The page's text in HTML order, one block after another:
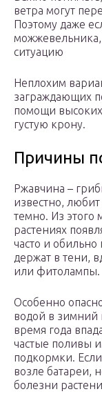
ветра могут
Поэтому даже
можжевельника,
ситуацию
Неплохим
заграждающих
помощи
густую крону.
Причины
Ржавчина –
известно, любит
темно. Из этого
растениях
часто и
держат в тени,
или фитолампы.
Особенно
водой в зимний
время года
частые поливы
подкормки.
возле батареи,
болезни